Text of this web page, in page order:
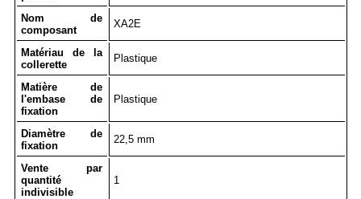
Nom de
composant
XA2E
Matériau de la
collerette
Plastique
Matière de
l'embase de
fixation
Plastique
Diamètre de
fixation
22,5 mm
Vente par
quantité
indivisible
1